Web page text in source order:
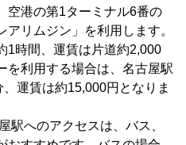
空港の第1ターミナル6番の
リムジン」を利用します。
1時間、運賃は片道約2,000
を利用する場合は、名古屋駅
運賃は約15,000円となりま
駅へのアクセスは、バス、